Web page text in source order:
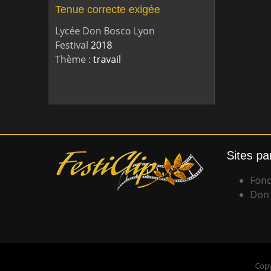
Tenue correcte exigée
Lycée Don Bosco Lyon
Festival 2018
Thème : travail
Sites